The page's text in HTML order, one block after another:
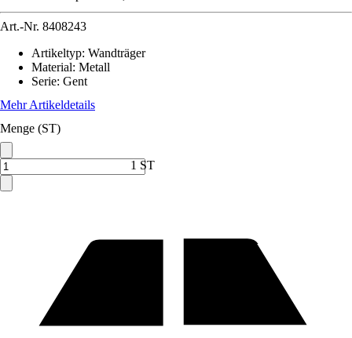
Art.-Nr. 8408243
Artikeltyp: Wandträger
Material: Metall
Serie: Gent
Mehr Artikeldetails
Menge (ST)
1 ST